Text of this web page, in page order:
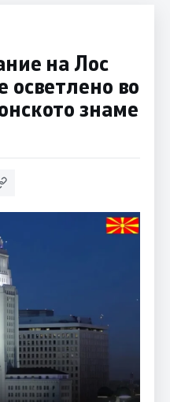
на Лос
осветлено во
знаме